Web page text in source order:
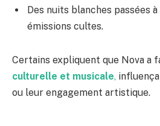
Des nuits blanches passées
émissions cultes.
Certains expliquent que Nova a
culturelle et musicale,
ou leur engagement artistique.